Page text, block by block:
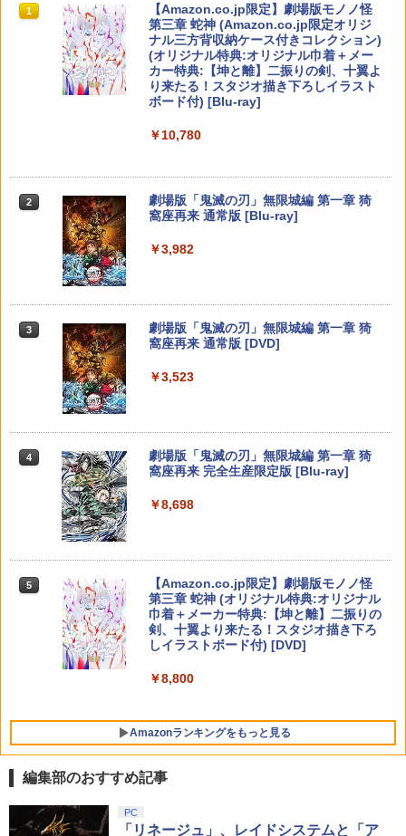
アクセサリー Nintendo Switch2 ケース
可 透明 ブルーライト カット 99％ FIRM
E
￥1,000
【お買い物マラソン期間限定♪最大30％O
持ち運び キャリングケース 耐衝撃 薄型
ハードポーチ ゲームカード12枚収納 ア
3
寝たままメガネ メガネ オーバーグラス
ごろ寝メガネ 眼鏡 怠け者メガネ プリズ
る 仰向け プリズム メガネ 反射メガネ ミ
Lies of P：コンプリート エディション
任天堂 【Switch2】スーパーマリオブラ
ザーズ ワンダー Nintendo Switch 2 Edi
tion ＋ みんなでリンリンパーク [NXS-P
-AQMXB NSW2 ス-パ-マリオブラザ-ズ
ロコン対応【定形外郵便のみ送料無料】
Playstation 5特許取得済み日本製しまリ
ス堂
￥1,999
＼20%OFF★在庫処分／【最新型】PS5
ラス 保護ケース ハードケース 収納バッ
グ 軽量 手提げかばん 液晶保護高透過率
3
【当店独自で＋P10倍★要エントリー】
【中古】[PS5] ユニコーンオーバーロー
(20240308)
DEATH STRANDING 2: ON THE BEAC
【特典】超新時空ゲイム ネプテューヌ∞
PS5版(【早期購入外付特典】【DLC】
発売記念グッズ付きスタートダッシュセ
ット)
￥7,293
￥7,821
ミュージカル『刀剣乱舞』 祝玖寿 乱舞
音曲祭【Blu-ray】 [ ミュージカル『刀剣
乱舞』 ]
￥7,920
3
劇場版「鬼滅の刃」無限城編 第一章 猗
窩座再来(完全生産限定版)【Blu-ray】 [
4
劇場版「鬼滅の刃」無限城編 第一章 猗
窩座再来(通常版)【Blu-ray】 [ 吾峠呼世
晴 ]
5
転生したらスライムだった件 第2期 Blu-
ray BOX(期間限定生産版)【Blu-ray】 [
岡咲美保 ]
1
スプラトゥーン レイダース|オンライン
コード版
￥5,832
スプラトゥーン レイダース -Switch2
ニンテンドープリペイド番号 9000円|オ
￥9,000
ニンテンドープリペイド番号 5000円|オ
ンラインコード版
1
PlayStation 5 デジタル・エディション
日本語専用 Console Language: Japan
ese only (CFI-2200B01)
￥55,000
Beast of Reincarnation -PS5 【特典】
【純正品】DualSense ワイヤレスコン
【純正品】DualSense ワイヤレスコン
￥10,737
1
【純正品】Xbox ワイヤレス コントロー
ラー + USB-C® ケーブル
￥8,300
ラー (ロボット ホワイト)
ラー (カーボンブラック)
【純正品】Xbox 充電式バッテリー + US
【国内正規品】Thrustmaster スラスト
S5、PS5 Pro、Xbox One、Xbox Serie
￥14,141
1
【Amazon.co.jp限定】劇場版モノノ怪
第三章 蛇神 (Amazon.co.jp限定オリジ
ナル三方背収納ケース付きコレクション)
(オリジナル特典:オリジナル巾着＋メー
カー特典:【坤と離】二振りの剣、十翼よ
り来たる！スタジオ描き下ろしイラスト
ボード付) [Blu-ray]
￥10,780
2
劇場版「鬼滅の刃」無限城編 第一章 猗
窩座再来 通常版 [Blu-ray]
￥3,982
3
劇場版「鬼滅の刃」無限城編 第一章 猗
窩座再来 通常版 [DVD]
￥3,523
4
劇場版「鬼滅の刃」無限城編 第一章 猗
窩座再来 完全生産限定版 [Blu-ray]
￥8,698
5
【Amazon.co.jp限定】劇場版モノノ怪
第三章 蛇神 (オリジナル特典:オリジナル
巾着＋メーカー特典:【坤と離】二振りの
剣、十翼より来たる！スタジオ描き下ろ
しイラストボード付) [DVD]
￥8,800
Amazonランキングをもっと見る
編集部のおすすめ記事
PC
「リネージュ」、レイドシステムと「ア